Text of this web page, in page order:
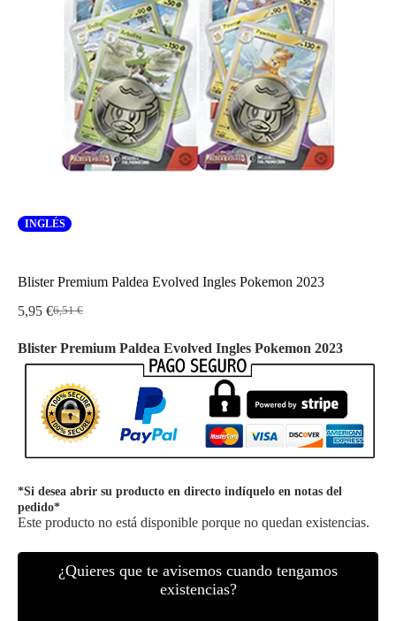
INGLÉS
Blister Premium Paldea Evolved Ingles Pokemon 2023
6,51€
El
original
era:
6,51 €.
5,95 €El
actual
es:
5,95 €.
Blister Premium Paldea Evolved Ingles Pokemon 2023
*Si desea abrir su producto en directo indíquelo en notas del
pedido*
Este producto no está disponible porque no quedan existencias.
¿Quieres que te avisemos cuando tengamos
existencias?